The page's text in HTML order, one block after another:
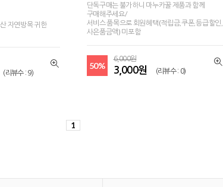
자연방목 귀한
(리뷰수 : 9)
단독구매는 불가하니 마누카꿀 제품과 함께
구매해주세요/
서비스 품목으로 회원혜택(적립금,쿠폰,등급할인,
사은품금액) 미포함
50%
6,000원
3,000원 (리뷰수 : 0)
1